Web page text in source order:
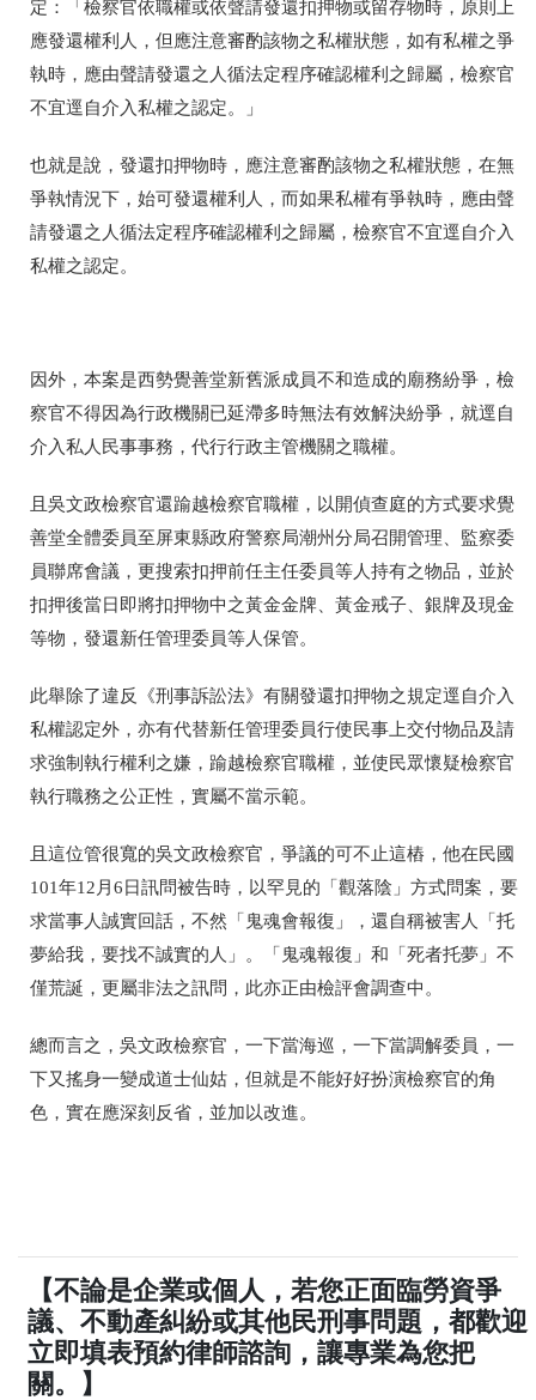
定：「檢察官依職權或依聲請發還扣押物或留存物時，原則上
應發還權利人，但應注意審酌該物之私權狀態，如有私權之爭
執時，應由聲請發還之人循法定程序確認權利之歸屬，檢察官
不宜逕自介入私權之認定。」
也就是說，發還扣押物時，應注意審酌該物之私權狀態，在無
爭執情況下，始可發還權利人，而如果私權有爭執時，應由聲
請發還之人循法定程序確認權利之歸屬，檢察官不宜逕自介入
私權之認定。
因外，本案是西勢覺善堂新舊派成員不和造成的廟務紛爭，檢
察官不得因為行政機關已延滯多時無法有效解決紛爭，就逕自
介入私人民事事務，代行行政主管機關之職權。
且 吳文政檢察官還踰越檢察官職權，以開偵查庭的方式要求覺
善堂全體委員至屏東縣政府警察局潮州分局召開管理、監察委
員聯席會議，更搜索扣押前任主任委員等人持有之物品，並於
扣押後當日即將扣押物中之黃金金牌、黃金戒子、銀牌及現金
等物，發還新任管理委員等人保管。
此舉除了違反《刑事訴訟法》有關發還扣押物之規定逕自介入
私權認定外，亦有代替新任管理委員行使民事上交付物品及請
求強制執行權利之嫌，踰越檢察官職權 ，並使民眾懷疑檢察官
執行職務之公正性，實屬不當示範。
且這位管很寬的吳文政檢察官，爭議的可不止這樁，他在民國
101年12月6日訊問被告時，以罕見的「觀落陰」方式問案，要
求當事人誠實回話，不然「鬼魂會報復」，還自稱被害人「托
夢給我，要找不誠實的人」。「鬼魂報復」和「死者托夢」不
僅荒誕，更屬非法之訊問，此亦正由檢評會調查中。
總而言之 ，吳文政檢察官，一下當海巡，一下當調解委員，一
下又搖身一變成道士仙姑 ，但就是不能好好扮演檢察官的角
色，實在應深刻反省，並加以改進。
【不論是企業或個人，若您正面臨勞資爭
議、不動產糾紛或其他民刑事問題，都歡迎
立即填表預約律師諮詢，讓專業為您把
關。】